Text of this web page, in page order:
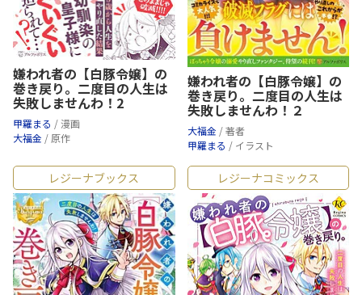
嫌われ者の【白豚令嬢】の
巻き戻り。二度目の人生は
失敗しませんわ！2
甲羅まる / 漫画
大福金 / 原作
嫌われ者の【白豚令嬢】の
巻き戻り。二度目の人生は
失敗しませんわ！２
大福金 / 著者
甲羅まる / イラスト
レジーナブックス レジーナコミックス